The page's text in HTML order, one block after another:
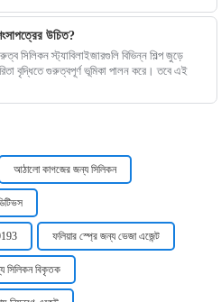
উচিত?
সিলিকন স্ট্যাবিলাইজারগুলি বিভিন্ন শিল্প জুড়ে
বৃদ্ধিতে গুরুত্বপূর্ণ ভূমিকা পালন করে। তবে এই
আঠালো কাগজের জন্য সিলিকন
ফলিয়ার স্প্রে জন্য ভেজা এজেন্ট
সিলিকন বিকৃতক